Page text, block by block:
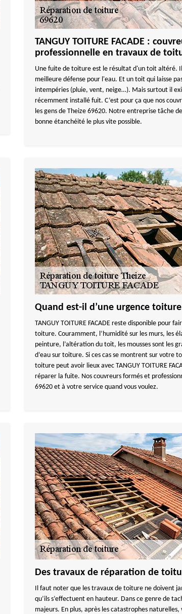
TANGUY TOITURE FACADE :
professionnelle en travaux de
Une fuite de toiture est le résultat d'un toit altéré.
meilleure défense pour l'eau. Et un toit qui laisse
intempéries (pluie, vent, neige…). Mais surtout il
récemment installé fuit. C’est pour ça que nos
les gens de Theize 69620. Notre entreprise tâche
bonne étanchéité le plus vite possible.
Quand est-il d’une urgence
TANGUY TOITURE FACADE reste disponible pour
toiture. Couramment, l’humidité sur les murs, les
peinture, l’altération du toit, les mousses sont les
d’eau sur toiture. Si ces cas se montrent sur votre
toiture peut avoir lieux avec TANGUY TOITURE
réparer la fuite. Nos couvreurs formés et
69620 et à votre service quand vous voulez.
Des travaux de réparation de
Il faut noter que les travaux de toiture ne doivent
qu’ils s’effectuent en hauteur. Dans ce genre de
majeurs. En plus, après les catastrophes